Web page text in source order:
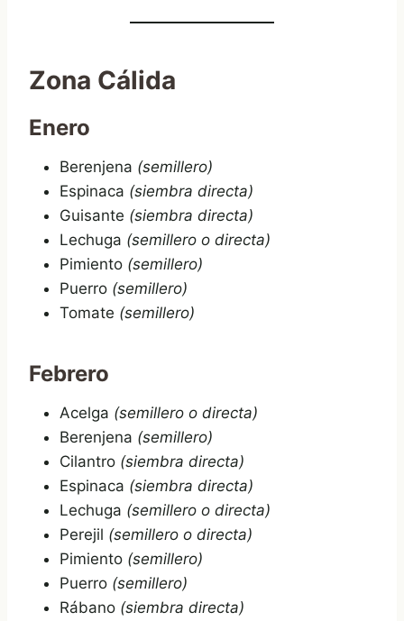
Zona Cálida
Enero
Berenjena (semillero)
Espinaca (siembra directa)
Guisante (siembra directa)
Lechuga (semillero o directa)
Pimiento (semillero)
Puerro (semillero)
Tomate (semillero)
Febrero
Acelga (semillero o directa)
Berenjena (semillero)
Cilantro (siembra directa)
Espinaca (siembra directa)
Lechuga (semillero o directa)
Perejil (semillero o directa)
Pimiento (semillero)
Puerro (semillero)
Rábano (siembra directa)